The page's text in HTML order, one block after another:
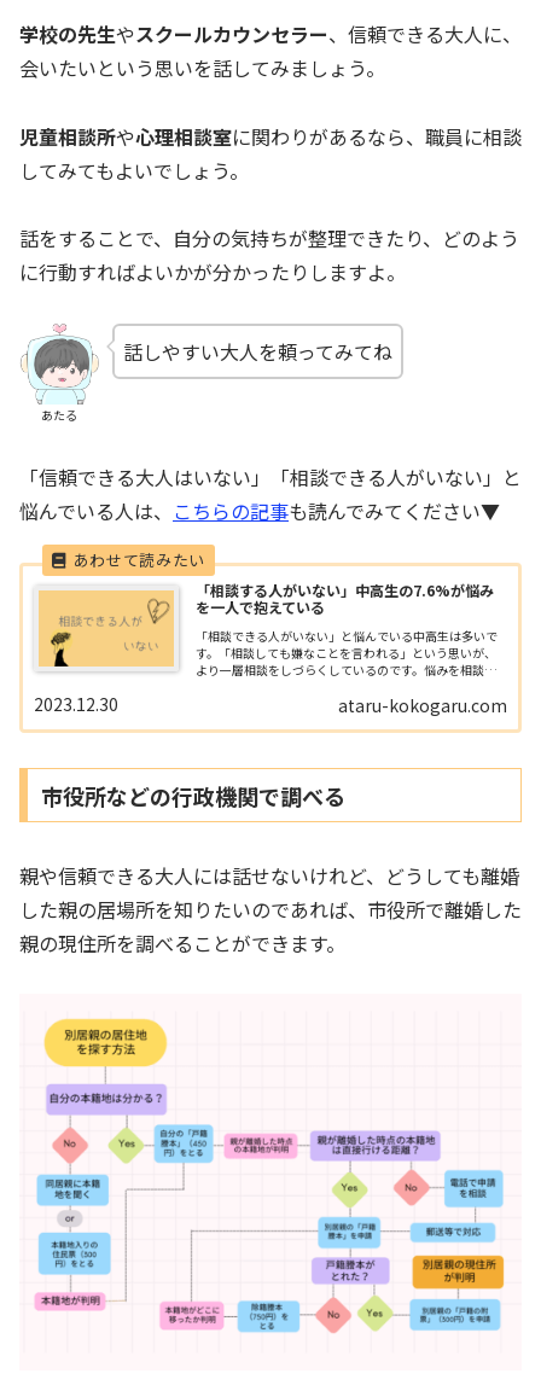
学校の先生やスクールカウンセラー、信頼できる大人に、
会いたいという思いを話してみましょう。
児童相談所や心理相談室に関わりがあるなら、職員に相談
してみてもよいでしょう。
話をすることで、自分の気持ちが整理できたり、どのよう
に行動すればよいかが分かったりしますよ。
あたる
話しやすい大人を頼ってみてね
「信頼できる大人はいない」「相談できる人がいない」と
悩んでいる人は、 こちらの記事も読んでみてください▼
「相談する人がいない」中高生の7.6%が悩み
を一人で抱えている
「相談できる人がいない」と悩んでいる中高生は多いで
す。「相談しても嫌なことを言われる」という思いが、
より一層相談をしづらくしているのです。悩みを相談し
うしたらよいのか解説します。ataru-kokogaru.com
2023.12.30
市役所などの行政機関で調べる
親や信頼できる大人には話せないけれど、どうしても離婚
した親の居場所を知りたいのであれば、市役所で離婚した
親の現住所を調べることができます。